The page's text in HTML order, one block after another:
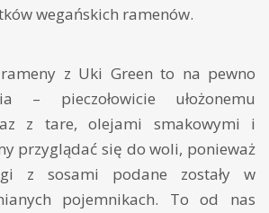
wegańskich ramenów.
z Uki Green to na pewno
– pieczołowicie ułożonemu
z tare, olejami smakowymi i
przyglądać się do woli, ponieważ
z sosami podane zostały w
pojemnikach. To od nas